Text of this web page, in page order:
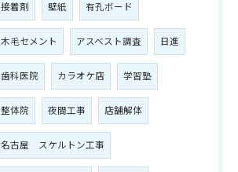
接着剤 壁紙 有孔ボード
木毛セメント アスベスト調査 日進
歯科医院 カラオケ店 学習塾
整体院 夜間工事 店舗解体
名古屋 スケルトン工事